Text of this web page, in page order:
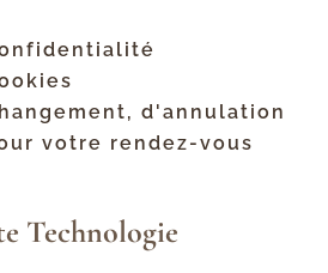
d'annulation
votre rendez-vous
Technologie